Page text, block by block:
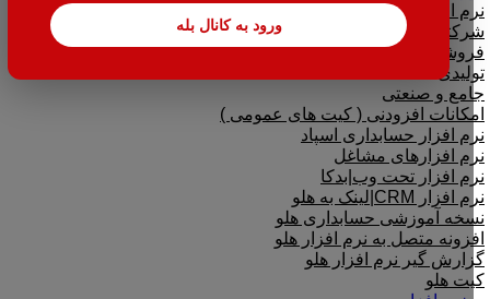
ورود به کانال بله
نرم افزار حسابداری هلو
شرکتی
فروشگاهی
تولیدی
جامع و صنعتی
امکانات افزودنی ( کیت های عمومی )
نرم افزار حسابداری اسپاد
نرم افزارهای مشاغل
نرم افزار تحت وب|بدکا
نرم افزار CRM|لینک به هلو
نسخه آموزشی حسابداری هلو
افزونه متصل به نرم افزار هلو
گزارش گیر نرم افزار هلو
کیت هلو